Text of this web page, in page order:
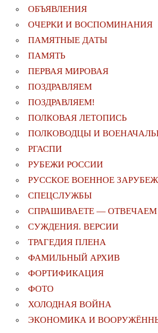
ОБЪЯВЛЕНИЯ
ОЧЕРКИ И ВОСПОМИНАНИЯ
ПАМЯТНЫЕ ДАТЫ
ПАМЯТЬ
ПЕРВАЯ МИРОВАЯ
ПОЗДРАВЛЯЕМ
ПОЗДРАВЛЯЕМ!
ПОЛКОВАЯ ЛЕТОПИСЬ
ПОЛКОВОДЦЫ И
РГАСПИ
РУБЕЖИ РОССИИ
РУССКОЕ ВОЕННОЕ
СПЕЦСЛУЖБЫ
СПРАШИВАЕТЕ — ОТВЕЧАЕМ
СУЖДЕНИЯ. ВЕРСИИ
ТРАГЕДИЯ ПЛЕНА
ФАМИЛЬНЫЙ АРХИВ
ФОРТИФИКАЦИЯ
ФОТО
ХОЛОДНАЯ ВОЙНА
ЭКОНОМИКА И